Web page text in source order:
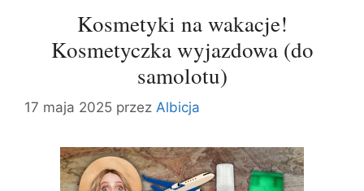
Kosmetyki na wakacje!
Kosmetyczka wyjazdowa (do
samolotu)
17 maja 2025 przez Albicja